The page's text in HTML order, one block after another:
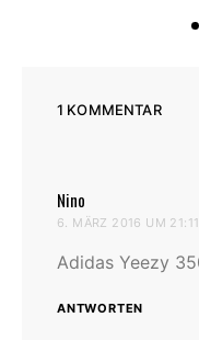
1 KOMMENTAR
Nino
6. MÄRZ 2016 UM
Adidas Yeezy
ANTWORTEN